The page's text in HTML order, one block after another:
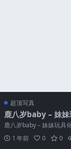
超顶写真
鹿八岁baby – 妹
鹿八岁baby – 妹妹玩具
称」：鹿八岁baby – ...
1 年前 0 0